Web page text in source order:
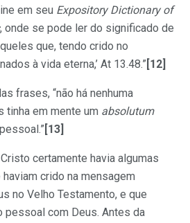
em seu Expository Dictionary of
, onde se pode ler do significado de
que, tendo crido no
à vida eterna,’ At 13.48.” [12]
frases, “não há nenhuma
tinha em mente um absolutum
[13]
certamente havia algumas
crido na mensagem
no Velho Testamento, e que
pessoal com Deus. Antes da